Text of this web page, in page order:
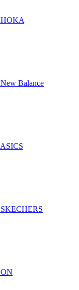
HOKA
New Balance
ASICS
SKECHERS
ON